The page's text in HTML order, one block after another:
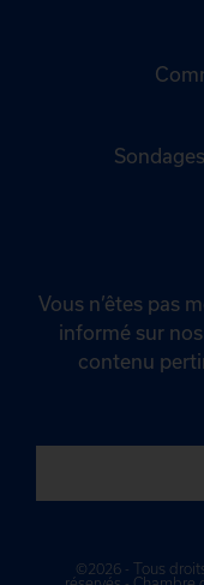
Vous n’êtes pas
informé sur
contenu
©2026 - Tous